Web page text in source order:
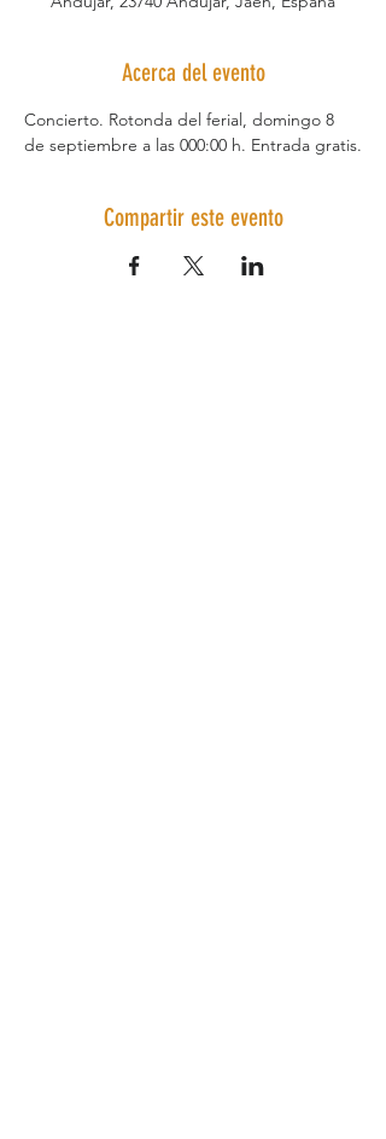
Acerca del evento
Concierto. Rotonda del ferial, domingo 8
de septiembre a las 000:00 h. Entrada gratis.
Compartir este evento